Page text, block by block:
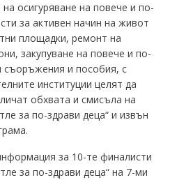
осигуряване на повече и по-
за активен начин на живот
площадки, ремонт на
закупуване на повече и по-
съоръжения и пособия, с
институции целят да
обхвата и смисъла на
за по-здрави деца“ и извън
за 10-те финалисти
за по-здрави деца“ на 7-ми